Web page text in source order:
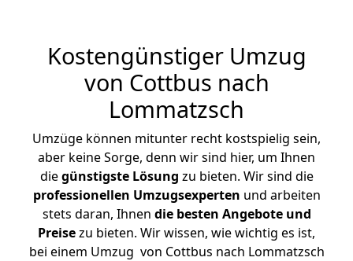
Kostengünstiger Umzug
von Cottbus nach
Lommatzsch
Umzüge können mitunter recht kostspielig sein,
aber keine Sorge, denn wir sind hier, um Ihnen
diegünstigste Lösung zu bieten. Wir sind die
professionellen Umzugsexperten und arbeiten
stets daran, Ihnen die besten Angebote und
Preisezu bieten. Wir wissen, wie wichtig es ist,
bei einem Umzug von Cottbus nach Lommatzsch